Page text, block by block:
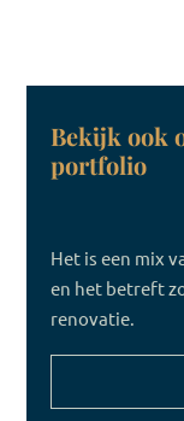
Bekijk ook
portfolio
Het is een mix
en het betreft
renovatie.